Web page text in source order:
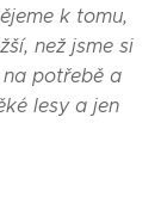
k tomu,
než jsme si
potřebě a
lesy a jen